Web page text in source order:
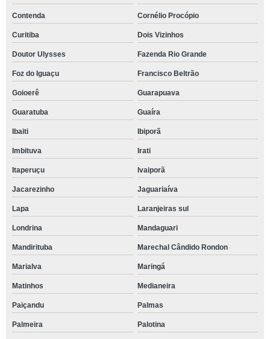
Contenda Cornélio Procópio
Curitiba Dois Vizinhos
Doutor Ulysses Fazenda Rio Grande
Foz do Iguaçu Francisco Beltrão
Goioerê Guarapuava
Guaratuba Guaíra
Ibaiti Ibiporã
Imbituva Irati
Itaperuçu Ivaiporã
Jacarezinho Jaguariaíva
Lapa Laranjeiras sul
Londrina Mandaguari
Mandirituba Marechal Cândido Rondon
Marialva Maringá
Matinhos Medianeira
Paiçandu Palmas
Palmeira Palotina